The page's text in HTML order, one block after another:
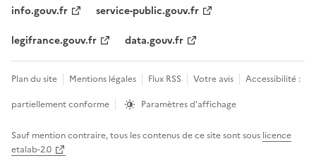
info.gouv.fr
service-public.gouv.fr
legifrance.gouv.fr
data.gouv.fr
Plan du site Mentions légales Flux RSS Votre avis
Accessibilité :
partiellement conforme
Paramètres d'affichage
Sauf mention contraire, tous les contenus de ce site sont sous licence
etalab-2.0